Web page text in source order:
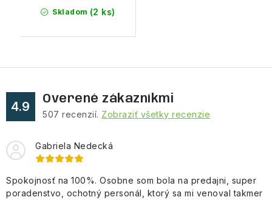
Skladom (2 ks)
4.9
Overené zákazníkmi
507 recenzií. Zobraziť všetky recenzie
Gabriela Nedecká
Spokojnosť na 100%. Osobne som bola na predajni, super
poradenstvo, ochotný personál, ktorý sa mi venoval takmer